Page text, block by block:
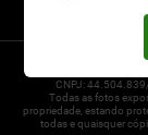
2026 © BBBaterias®
CNPJ:
Todas as fotos
propriedade, estando
todas e quaisquer